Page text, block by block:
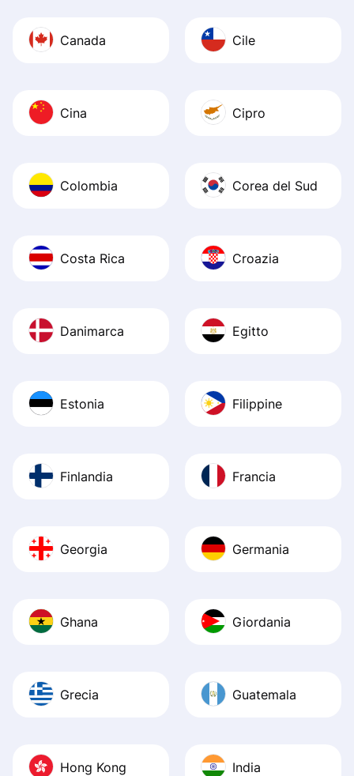
Canada Cile
Cina Cipro
Colombia Corea del Sud
Costa Rica Croazia
Danimarca Egitto
Estonia Filippine
Finlandia Francia
Georgia Germania
Ghana Giordania
Grecia Guatemala
Hong Kong India